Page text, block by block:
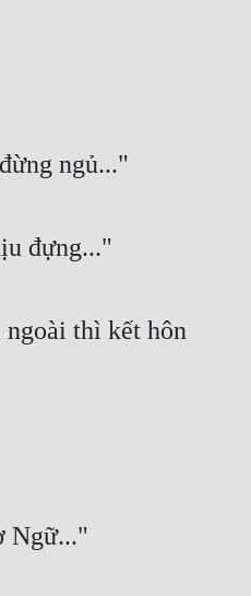
ngủ..."
đựng..."
ngoài thì kết hôn
Ngữ..."